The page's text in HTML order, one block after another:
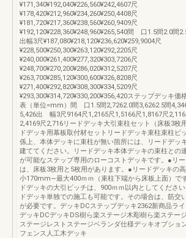
¥171,340¥192,040¥226,560¥242,4607尺
¥178,420¥212,960¥234,260¥250,4408尺
¥181,720¥217,360¥238,560¥260,9409尺
¥192,120¥228,360¥248,960¥265,540間 口1.5間2.0間
出幅3尺¥187,080¥218,120¥236,620¥259,9004尺
¥228,500¥250,300¥263,120¥292,2205尺
¥240,000¥261,400¥277,320¥303,7206尺
¥248,700¥270,200¥286,020¥312,5207尺
¥263,700¥285,120¥300,600¥326,8208尺
¥271,400¥292,820¥308,300¥334,5209尺
¥293,300¥314,720¥330,200¥356,420ステップデッキ価
表（単位=mm）間 口1.5間2,7262.0間3,6262.5間
5,426出 幅3尺9164尺1,2165尺1,5166尺1,8167尺
2,4169尺2,716リードデッキ大引束柱セット（床板3枚
ドデッキ用幕板取付材セットリードデッキ束柱束柱ピ
係上、本体デッキに束柱が無い箇所には、リードデッ
建ててください。リードデッキ本体デッキの束柱との
が可能なステップ専用のローコストデッキです。●リ
は、床板3枚用と5枚用があります。●リードデッキの
小170mm∼最大400ｍｍ（束柱下端から床板上面）で
ドデッキの大引ピッチは、900ｍｍ以内としてくださ
ドデッキ単独での施工も可能です。その場合は、筋交
が必要です。デッキDCステップデッキ2362新商品ラ
デッキDCデッキDS樹ら楽ステージ木彫樹ら楽ステー
ステージレストステージベランダ仕様デッキオプショ
フェンス人工木デッキ